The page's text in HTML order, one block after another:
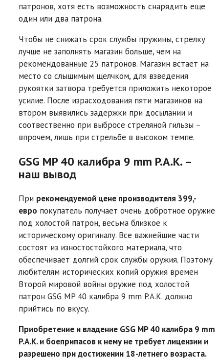
патронов, хотя есть возможность снарядить еще
один или два патрона.
Чтобы не снижать срок службы пружины, стрелку
лучше не заполнять магазин больше, чем на
рекомендованные 25 патронов. Магазин встает на
место со слышимым щелчком, для взведения
рукоятки затвора требуется приложить некоторое
усилие. После израсходования пяти магазинов на
втором выявились задержки при досылании и
соотвественно при выбросе стреляной гильзы –
впрочем, лишь при стрельбе в высоком темпе.
GSG MP 40 калибра 9 mm P.A.K. –
наш вывод
При рекомендуемой цене производителя 399,-
евро покупатель получает очень добротное оружие
под холостой патрон, весьма близкое к
историческому оригиналу. Все важнейшие части
состоят из изностостойкого материала, что
обеспечивает долгий срок службы оружия. Поэтому
любителям исторических копий оружия времен
Второй мировой войны оружие под холостой
патрон GSG MP 40 калибра 9 mm P.A.K. должно
прийтись по вкусу.
Приобретение и владение GSG MP 40 калибра 9 mm
P.A.K. и боеприпасов к нему не требует лицензии и
разрешено при достижении 18-летнего возраста.